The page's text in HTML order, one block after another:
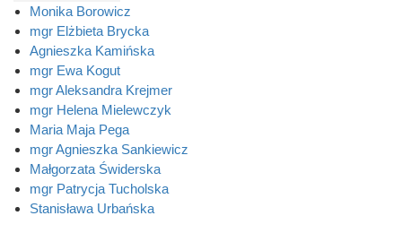
Monika Borowicz
mgr Elżbieta Brycka
Agnieszka Kamińska
mgr Ewa Kogut
mgr Aleksandra Krejmer
mgr Helena Mielewczyk
Maria Maja Pega
mgr Agnieszka Sankiewicz
Małgorzata Świderska
mgr Patrycja Tucholska
Stanisława Urbańska